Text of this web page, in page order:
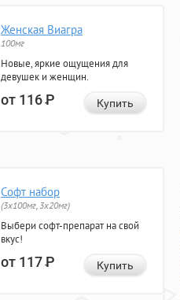
Женская Виагра
100мг
Новые, яркие ощущения для
девушек и женщин.
от 116Р Купить
Софт набор
(3x100мг, 3x20мг)
Выбери софт-препарат на свой
вкус!
от 117Р Купить